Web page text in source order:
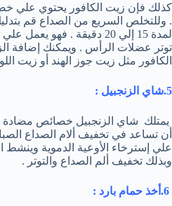
كذلك فإن زيت الكافور يحتوي علي
. وللتخلص السريع من الصداع قم
لمدة 15 إلي 20 دقيقة . فهو
توتر عضلات الرأس . ويمكنك إضافة
الكافور مثل زيت جوز الهند أو زيت
5.شاي الزنجبيل :
يمتلك شاي الزنجبيل خصائص مضادة
أن تساعد في تخفيف ألام الصداع
علي إسترخاء الأوعية الدموية وينشط
وبذلك تخفيف ألم الصداع والتوتر .